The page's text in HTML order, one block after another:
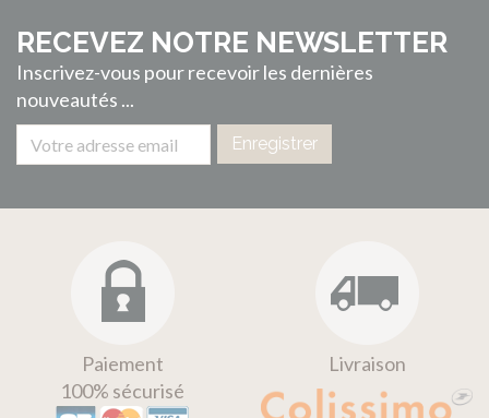
RECEVEZ NOTRE NEWSLETTER
Inscrivez-vous pour recevoir les dernières
nouveautés ...
Enregistrer
Paiement
100% sécurisé
Livraison